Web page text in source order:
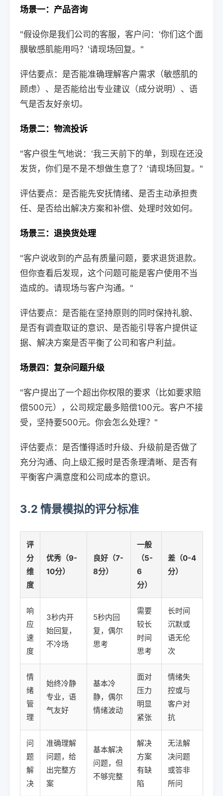
场景一：产品咨询
"假设你是我们公司的客服，客户问：'你们这个面
膜敏感肌能用吗？'请现场回复。"
评估要点：是否能准确理解客户需求（敏感肌的
顾虑）、是否能给出专业建议（成分说明）、语
气是否友好亲切。
场景二：物流投诉
"客户很生气地说：'我三天前下的单，到现在还没
发货，你们是不是不想做生意了？'请现场回复。"
评估要点：是否能先安抚情绪、是否主动承担责
任、是否给出解决方案和补偿、处理时效如何。
场景三：退换货处理
"客户说收到的产品有质量问题，要求退货退款。
但你查看后发现，这个问题可能是客户使用不当
造成的。请现场与客户沟通。"
评估要点：是否能在坚持原则的同时保持礼貌、
是否有调查取证的意识、是否能引导客户提供证
据、解决方案是否平衡了公司和客户利益。
场景四：复杂问题升级
"客户提出了一个超出你权限的要求（比如要求赔
偿500元），公司规定最多赔偿100元。客户不接
受，坚持要500元。你会怎么处理？"
评估要点：是否懂得适时升级、升级前是否做了
充分沟通、向上级汇报时是否条理清晰、是否有
平衡客户满意度和公司成本的意识。
3.2 情景模拟的评分标准
评
分
维
度
优秀（9-
10分）
良好（7-
8分）
一般
（5-
6
分）
差（0-4
分）
响
应
速
度
3秒内开
始回复，
不冷场
5秒内回
复，偶尔
思考
需要
较长
时间
思考
长时间
沉默或
语无伦
次
情
绪
管
理
始终冷静
专业，语
气友好
基本冷
静，偶尔
情绪波动
面对
压力
明显
紧张
情绪失
控或与
客户对
抗
问
题
解
决
准确理解
问题，给
出完整方
案
基本解决
问题，但
不够完整
解决
方案
有缺
陷
无法解
决问题
或答非
所问